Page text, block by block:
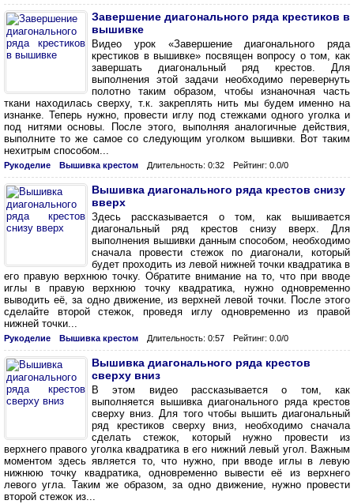
Завершение диагонального ряда крестиков в
вышивке
Видео урок «Завершение диагонального ряда
крестиков в вышивке» посвящен вопросу о том, как
завершать диагональный ряд крестов. Для
выполнения этой задачи необходимо перевернуть
полотно таким образом, чтобы изнаночная часть
ткани находилась сверху, т.к. закреплять нить мы будем именно на
изнанке. Теперь нужно, провести иглу под стежками одного уголка и
под нитями основы. После этого, выполняя аналогичные действия,
выполните то же самое со следующим уголком вышивки. Вот таким
нехитрым способом...
Рукоделие Вышивка крестом Длительность: 0:32 Рейтинг: 0.0/0
Вышивка диагонального ряда крестов снизу
вверх
Здесь рассказывается о том, как вышивается
диагональный ряд крестов снизу вверх. Для
выполнения вышивки данным способом, необходимо
сначала провести стежок по диагонали, который
будет проходить из левой нижней точки квадратика в
его правую верхнюю точку. Обратите внимание на то, что при вводе
иглы в правую верхнюю точку квадратика, нужно одновременно
выводить её, за одно движение, из верхней левой точки. После этого
сделайте второй стежок, проведя иглу одновременно из правой
нижней точки...
Рукоделие Вышивка крестом Длительность: 0:57 Рейтинг: 0.0/0
Вышивка диагонального ряда крестов
сверху вниз
В этом видео рассказывается о том, как
выполняется вышивка диагонального ряда крестов
сверху вниз. Для того чтобы вышить диагональный
ряд крестиков сверху вниз, необходимо сначала
сделать стежок, который нужно провести из
верхнего правого уголка квадратика в его нижний левый угол. Важным
моментом здесь является то, что нужно, при вводе иглы в левую
нижнюю точку квадратика, одновременно вывести её из верхнего
левого угла. Таким же образом, за одно движение, нужно провести
второй стежок из...